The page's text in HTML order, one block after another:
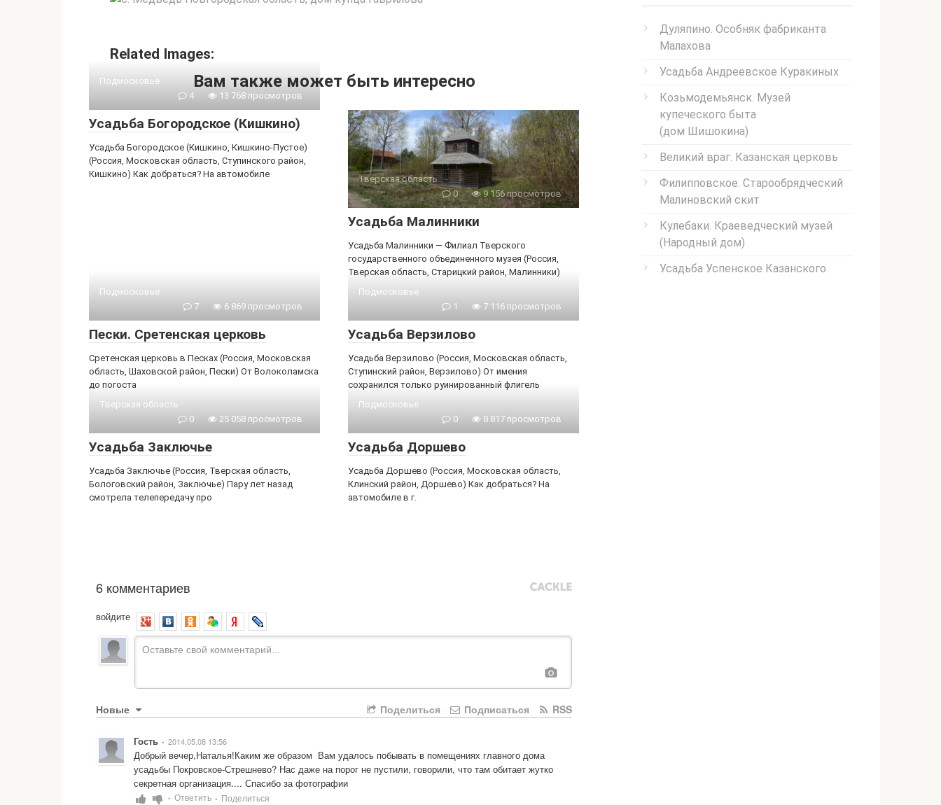
Related Images:
Вам также может быть интересно
Подмосковье
4
13 768 просмотров
Усадьба Богородское (Кишкино)
Усадьба Богородское (Кишкино, Кишкино-Пустое)
(Россия, Московская область, Ступинского район,
Кишкино) Как добраться? На автомобиле
Тверская область
0
9 156 просмотров
Усадьба Малинники
Усадьба Малинники — Филиал Тверского
государственного объединенного музея (Россия,
Тверская область, Старицкий район, Малинники)
Подмосковье
7
6 869 просмотров
Пески. Сретенская церковь
Сретенская церковь в Песках (Россия, Московская
область, Шаховской район, Пески) От Волоколамска
до погоста
Подмосковье
1
7 116 просмотров
Усадьба Верзилово
Усадьба Верзилово (Россия, Московская область,
Ступинский район, Верзилово) От имения
сохранился только руинированный флигель
Тверская область
0
25 058 просмотров
Усадьба Заключье
Усадьба Заключье (Россия, Тверская область,
Бологовский район, Заключье) Пару лет назад
смотрела телепередачу про
Подмосковье
0
8 817 просмотров
Усадьба Доршево
Усадьба Доршево (Россия, Московская область,
Клинский район, Доршево) Как добраться? На
автомобиле в г.
6 комментариев
войдите
Новые RSS
Подписаться
Поделиться
Гость • 2014.05.08 13:56
Добрый вечер,Наталья!Каким же образом  Вам удалось побывать в помещениях главного дома
усадьбы Покровское-Стрешнево? Нас даже на порог не пустили, говорили, что там обитает жутко
секретная организация.... Спасибо за фотографии
• Ответить • Поделиться
Дуляпино. Особняк фабриканта
Малахова
Усадьба Андреевское Куракиных
Козьмодемьянск. Музей
купеческого быта
(дом Шишокина)
Великий враг. Казанская церковь
Филипповское. Старообрядческий
Малиновский скит
Кулебаки. Краеведческий музей
(Народный дом)
Усадьба Успенское Казанского